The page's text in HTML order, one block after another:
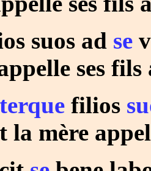
suos ad se
ses
filios
la mère